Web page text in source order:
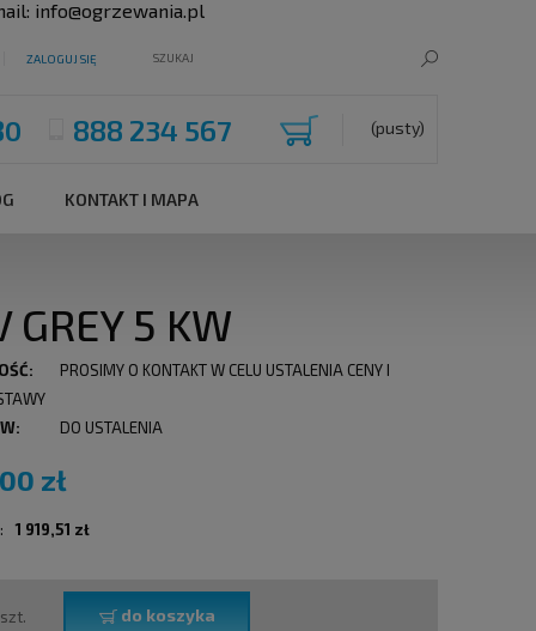
info@ogrzewania.pl
ZALOGUJ SIĘ
(pusty)
888 234 567
KONTAKT I MAPA
GREY 5 KW
PROSIMY O KONTAKT W CELU USTALENIA CENY I
DO USTALENIA
zł
1 919,51 zł
szt. do koszyka